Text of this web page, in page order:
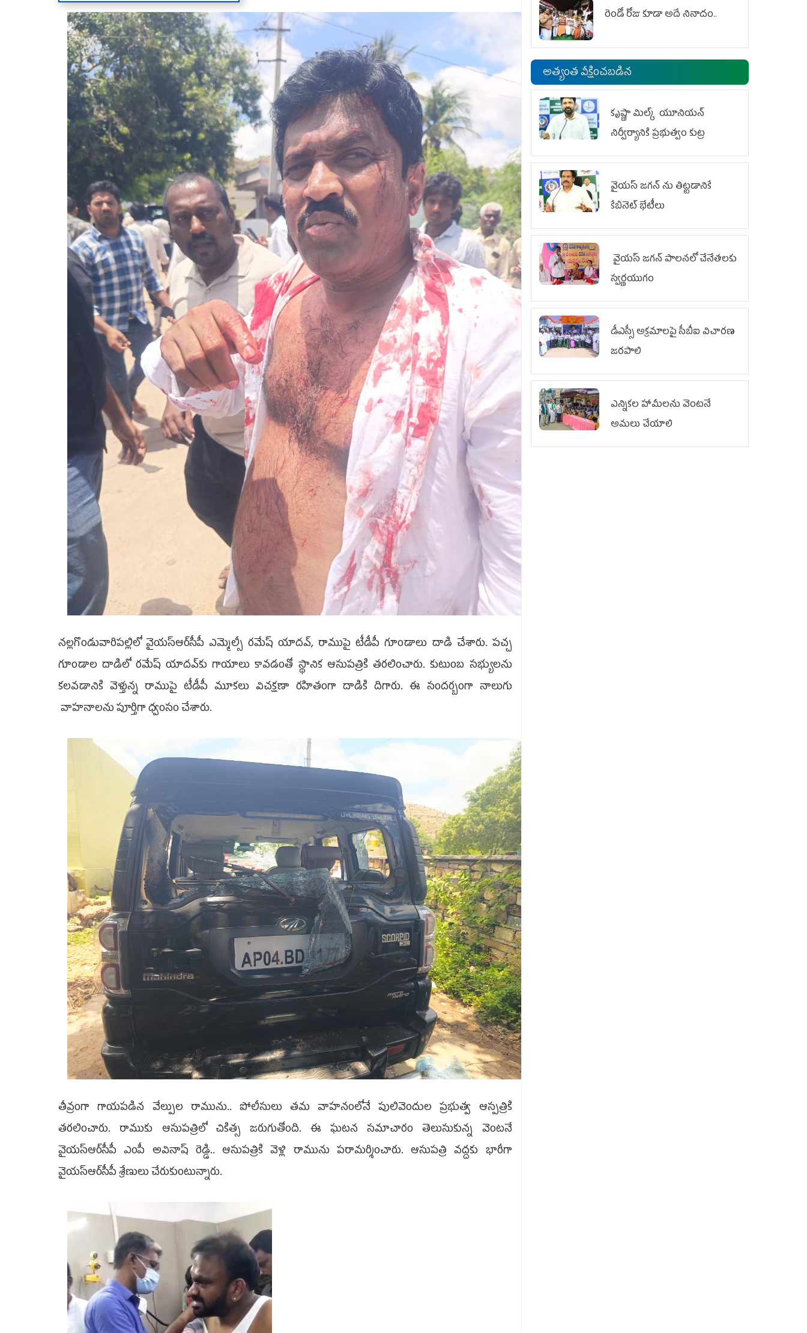
నల్లగొండువారిపల్లిలో వైయ‌స్ఆర్‌సీపీ ఎమ్మెల్సీ రమేష్‌ యాదవ్‌, రాముపై టీడీపీ గూండాలు దాడి చేశారు. పచ్చ
గూండాల దాడిలో రమేష్ యాదవ్‌కు గాయాలు కావడంతో స్థానిక ఆసుపత్రికి తరలించారు. కుటుంబ సభ్యులను
కలవడానికి వెళ్తున్న రాముపై టీడీపీ మూకలు విచక్షణా రహితంగా దాడికి దిగారు. ఈ సందర్బంగా నాలుగు
వాహనాలను పూర్తిగా ధ్వంసం చేశారు.
తీవ్రంగా గాయపడిన వేల్పుల రామును.. పోలీసులు తమ వాహనంలోనే పులివెందుల ప్రభుత్వ ఆస్పత్రికి
తరలించారు. రాముకు ఆసుపత్రిలో చికిత్స జరుగుతోంది. ఈ ఘటన సమాచారం తెలుసుకున్న వెంటనే
వైయ‌స్ఆర్‌సీపీ ఎంపీ అవినాష్‌ రెడ్డి.. ఆసుపత్రికి వెళ్లి రామును పరామర్శించారు. ఆసుపత్రి వద్దకు భారీగా
వైయ‌స్ఆర్‌సీపీ శ్రేణులు చేరుకుంటున్నారు.
రెండో రోజు కూడా అదే నినాదం..
అత్యంత వీక్షించబడిన
కృష్ణా మిల్క్‌ యూనియన్‌
నిర్వీర్యానికి ప్రభుత్వం కుట్ర
వైయ‌స్ జగన్‌ ను తిట్టడానికే
కేబినెట్‌ భేటీలు
వైయ‌స్ జగన్ పాలనలో చేనేతలకు
స్వర్ణయుగం
డీఎస్సీ అక్రమాలపై సీబీఐ విచారణ
జరపాలి
ఎన్నికల హామీలను వెంటనే
అమలు చేయాలి